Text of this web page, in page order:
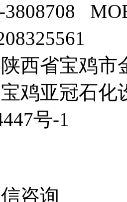
3808708
西省宝鸡市
鸡亚冠石
号-1
咨询